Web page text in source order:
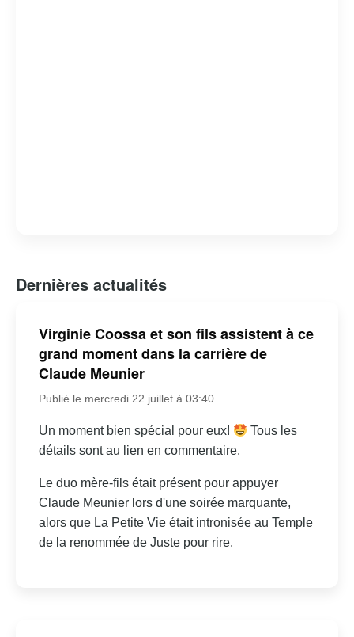
Dernières actualités
Virginie Coossa et son fils assistent à ce
grand moment dans la carrière de
Claude Meunier
Publié le mercredi 22 juillet à 03:40
Un moment bien spécial pour eux!
Tous les
détails sont au lien en commentaire.
Le duo mère-fils était présent pour appuyer
Claude Meunier lors d'une soirée marquante,
alors que La Petite Vie était intronisée au Temple
de la renommée de Juste pour rire.